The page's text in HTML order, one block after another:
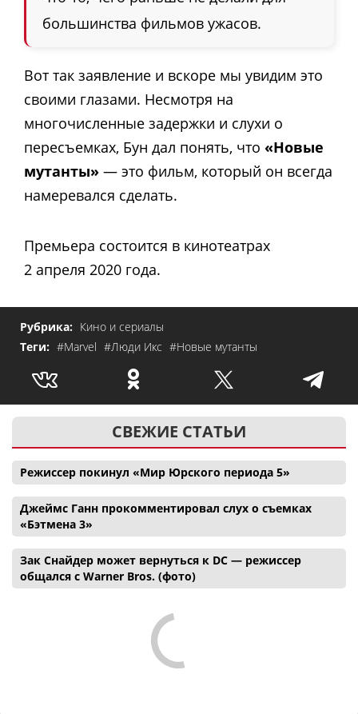
большинства фильмов ужасов.
Вот так заявление и вскоре мы увидим это
своими глазами. Несмотря на
многочисленные задержки и слухи о
пересъемках, Бун дал понять, что «Новые
мутанты» — это фильм, который он всегда
намеревался сделать.
Премьера состоится в кинотеатрах
2 апреля 2020 года.
Рубрика: Кино и сериалы
Теги: #Marvel #Люди Икс #Новые мутанты
СВЕЖИЕ СТАТЬИ
Режиссер покинул «Мир Юрского периода 5»
Джеймс Ганн прокомментировал слух о съемках
«Бэтмена 3»
Зак Снайдер может вернуться к DC — режиссер
общался с Warner Bros. (фото)